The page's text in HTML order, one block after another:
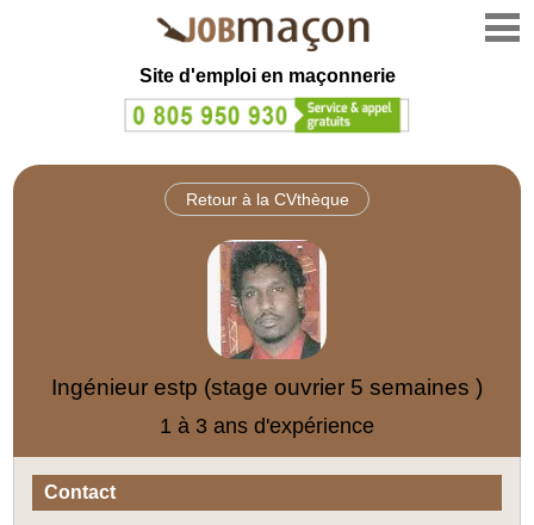
Site d'emploi en maçonnerie
Retour à la CVthèque
Ingénieur estp (stage ouvrier 5 semaines )
1 à 3 ans d'expérience
Contact